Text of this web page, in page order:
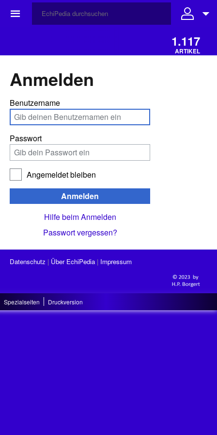
☰
1.117
ARTIKEL
Anmelden
Benutzername
Passwort
Angemeldet bleiben
Anmelden
Hilfe beim Anmelden
Passwort vergessen?
Datenschutz Über EchiPedia Impressum
Spezialseiten Druckversion